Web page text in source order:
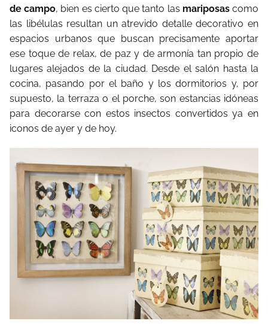
de campo, bien es cierto que tanto las mariposascomo
las libélulas resultan un atrevido detalle decorativo en
espacios urbanos que buscan precisamente aportar
ese toque de relax, de paz y de armonía tan propio de
lugares alejados de la ciudad. Desde el salón hasta la
cocina, pasando por el baño y los dormitorios y, por
supuesto, la terraza o el porche, son estancias idóneas
para decorarse con estos insectos convertidos ya en
iconos de ayer y de hoy.